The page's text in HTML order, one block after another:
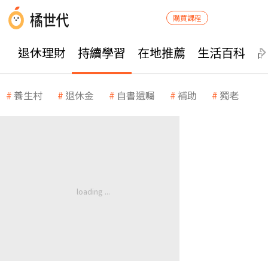
購買課程
退休理財 持續學習 在地推薦 生活百科
養生村 退休金 自書遺囑 補助 獨老